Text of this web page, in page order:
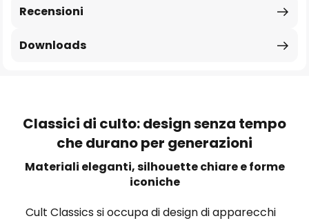
Recensioni
Downloads
Classici di culto: design senza tempo
che durano per generazioni
Materiali eleganti, silhouette chiare e forme
iconiche
Cult Classics si occupa di design di apparecchi